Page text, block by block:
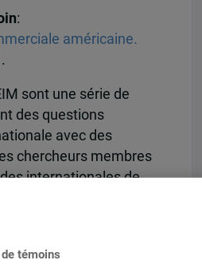
:
américaine.
.
sont une série de
des questions
avec des
chercheurs membres
internationales de
témoins